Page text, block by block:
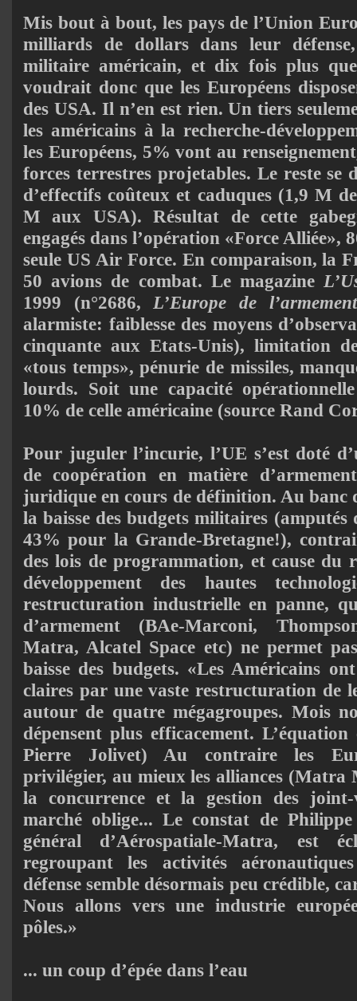
Mis bout à bout, les pays de l’Union
milliards de dollars dans leur
militaire américain, et dix fois plus
voudrait donc que les Européens
des USA. Il n’en est rien. Un tiers
les américains à la recherche-
les Européens, 5% vont au
forces terrestres projetables. Le reste se
d’effectifs coûteux et caduques (1,9 M
M aux USA). Résultat de cette
engagés dans l’opération «Force Alliée»,
seule US Air Force. En comparaison, la
50 avions de combat. Le magazine
1999 (n°2686, L’Europe de
alarmiste: faiblesse des moyens
cinquante aux Etats-Unis), limitation
«tous temps», pénurie de missiles,
lourds. Soit une capacité
10% de celle américaine (source Rand
Pour juguler l’incurie, l’UE s’est doté
de coopération en matière
juridique en cours de définition. Au banc
la baisse des budgets militaires
43% pour la Grande-Bretagne!),
des lois de programmation, et cause du
dévelop­pe­ment des hautes
restructuration industrielle en panne,
d’armement (BAe-Marconi,
Matra, Alcatel Space etc) ne permet
baisse des budgets. «Les Américains
claires par une vaste restructuration de
autour de quatre méga­groupes. Mois
dépensent plus efficacement.
Pierre Jolivet) Au contraire les
privilégier, au mieux les alliances (Matra
la concurrence et la gestion des joint-
marché ob­lige... Le constat de
général d’Aérospatiale-Matra, est
regroupant les activités
défense semble désormais peu crédible,
Nous allons vers une industrie
pôles.»
... un coup d’épée dans l’eau